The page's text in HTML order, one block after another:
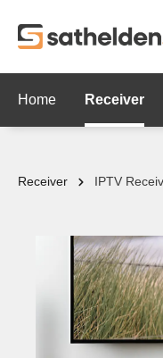
Home Receiver
Receiver IPTV